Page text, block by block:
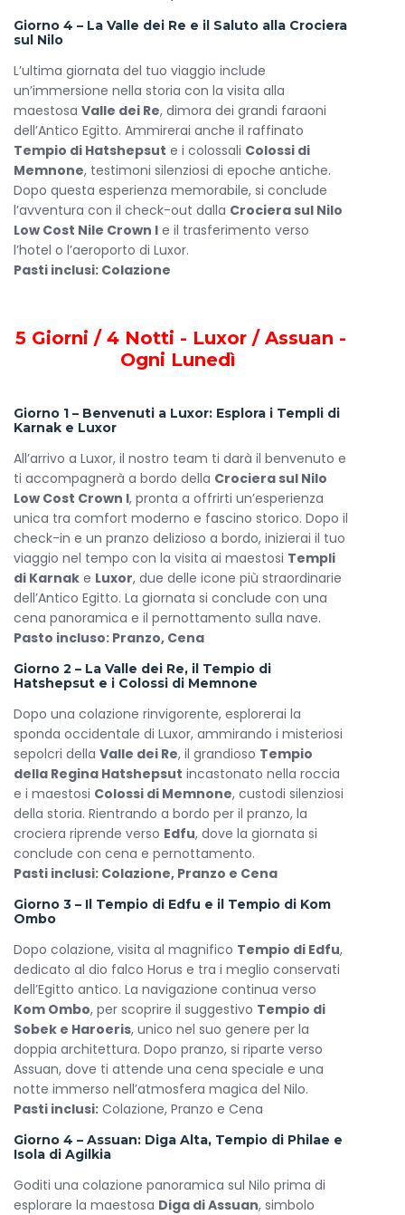
Giorno 4 – La Valle dei Re e il Saluto alla Crociera
sul Nilo
L’ultima giornata del tuo viaggio include
un’immersione nella storia con la visita alla
maestosa Valle dei Re, dimora dei grandi faraoni
dell’Antico Egitto. Ammirerai anche il raffinato
Tempio di Hatshepsut e i colossali Colossi di
Memnone, testimoni silenziosi di epoche antiche.
Dopo questa esperienza memorabile, si conclude
l’avventura con il check-out dalla Crociera sul Nilo
Low Cost Nile Crown I e il trasferimento verso
l’hotel o l’aeroporto di Luxor.
Pasti inclusi: Colazione
5 Giorni / 4 Notti - Luxor / Assuan -
Ogni Lunedì
Giorno 1 – Benvenuti a Luxor: Esplora i Templi di
Karnak e Luxor
All’arrivo a Luxor, il nostro team ti darà il benvenuto e
ti accompagnerà a bordo della Crociera sul Nilo
Low Cost Crown I, pronta a offrirti un’esperienza
unica tra comfort moderno e fascino storico. Dopo il
check-in e un pranzo delizioso a bordo, inizierai il tuo
viaggio nel tempo con la visita ai maestosi Templi
di Karnak e Luxor, due delle icone più straordinarie
dell’Antico Egitto. La giornata si conclude con una
cena panoramica e il pernottamento sulla nave.
Pasto incluso: Pranzo, Cena
Giorno 2 – La Valle dei Re, il Tempio di
Hatshepsut e i Colossi di Memnone
Dopo una colazione rinvigorente, esplorerai la
sponda occidentale di Luxor, ammirando i misteriosi
sepolcri della Valle dei Re, il grandioso Tempio
della Regina Hatshepsut incastonato nella roccia
e i maestosi Colossi di Memnone, custodi silenziosi
della storia. Rientrando a bordo per il pranzo, la
crociera riprende verso Edfu, dove la giornata si
conclude con cena e pernottamento.
Pasti inclusi: Colazione, Pranzo e Cena
Giorno 3 – Il Tempio di Edfu e il Tempio di Kom
Ombo
Dopo colazione, visita al magnifico Tempio di Edfu,
dedicato al dio falco Horus e tra i meglio conservati
dell’Egitto antico. La navigazione continua verso
Kom Ombo, per scoprire il suggestivo Tempio di
Sobek e Haroeris, unico nel suo genere per la
doppia architettura. Dopo pranzo, si riparte verso
Assuan, dove ti attende una cena speciale e una
notte immerso nell’atmosfera magica del Nilo.
Pasti inclusi: Colazione, Pranzo e Cena
Giorno 4 – Assuan: Diga Alta, Tempio di Philae e
Isola di Agilkia
Goditi una colazione panoramica sul Nilo prima di
esplorare la maestosa Diga di Assuan, simbolo